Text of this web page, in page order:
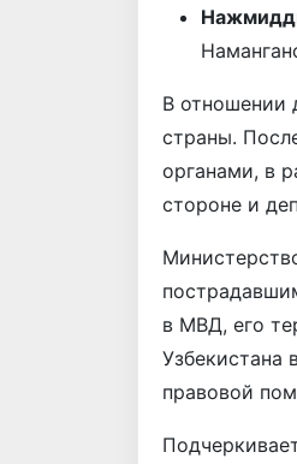
В отношении
страны.
органами, в
стороне и
в МВД, его
Узбекистана
правовой